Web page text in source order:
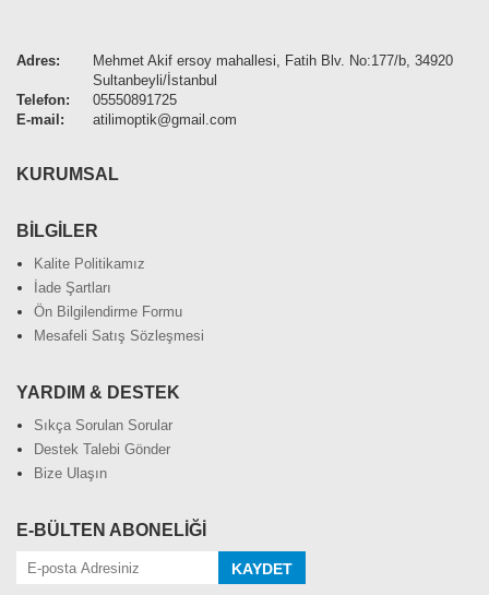
Adres:
Mehmet Akif ersoy mahallesi, Fatih Blv. No:177/b, 34920
Sultanbeyli/İstanbul
Telefon:
05550891725
E-mail:
atilimoptik@gmail.com
KURUMSAL
BİLGİLER
Kalite Politikamız
İade Şartları
Ön Bilgilendirme Formu
Mesafeli Satış Sözleşmesi
YARDIM & DESTEK
Sıkça Sorulan Sorular
Destek Talebi Gönder
Bize Ulaşın
E-BÜLTEN ABONELİĞİ
KAYDET